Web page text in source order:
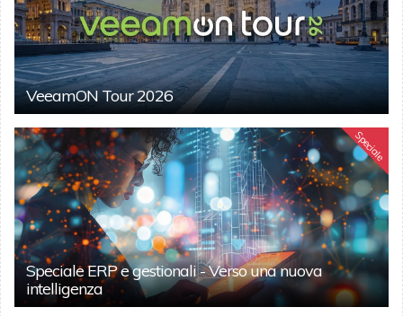
VeeamON Tour 2026
Speciale
Speciale ERP e gestionali - Verso una nuova
intelligenza